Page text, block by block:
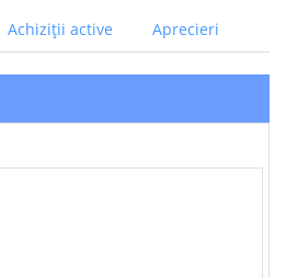
Achiziții active Aprecieri